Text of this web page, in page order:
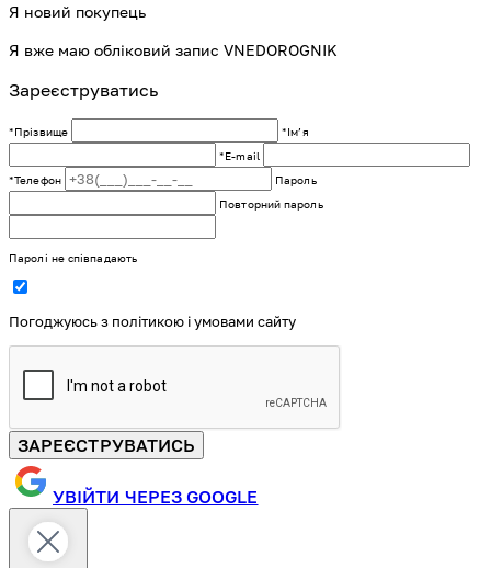
Я новий покупець
Я вже маю обліковий запис VNEDOROGNIK
Зареєструватись
*Прізвище
*Імʼя
*E-mail
*Телефон
Пароль
Повторний пароль
Паролі не співпадають
Погоджуюсь з політикою і умовами сайту
ЗАРЕЄСТРУВАТИСЬ
УВІЙТИ ЧЕРЕЗ GOOGLE